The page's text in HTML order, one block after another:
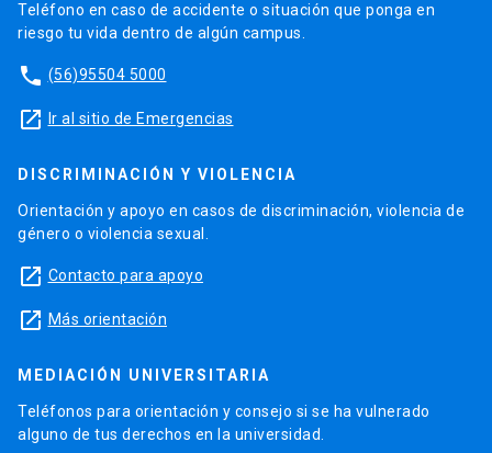
Teléfono en caso de accidente o situación que ponga en
riesgo tu vida dentro de algún campus.
phone (56)95504 5000
launch Ir al sitio de Emergencias
DISCRIMINACIÓN Y VIOLENCIA
Orientación y apoyo en casos de discriminación, violencia de
género o violencia sexual.
launch Contacto para apoyo
launch Más orientación
MEDIACIÓN UNIVERSITARIA
Teléfonos para orientación y consejo si se ha vulnerado
alguno de tus derechos en la universidad.